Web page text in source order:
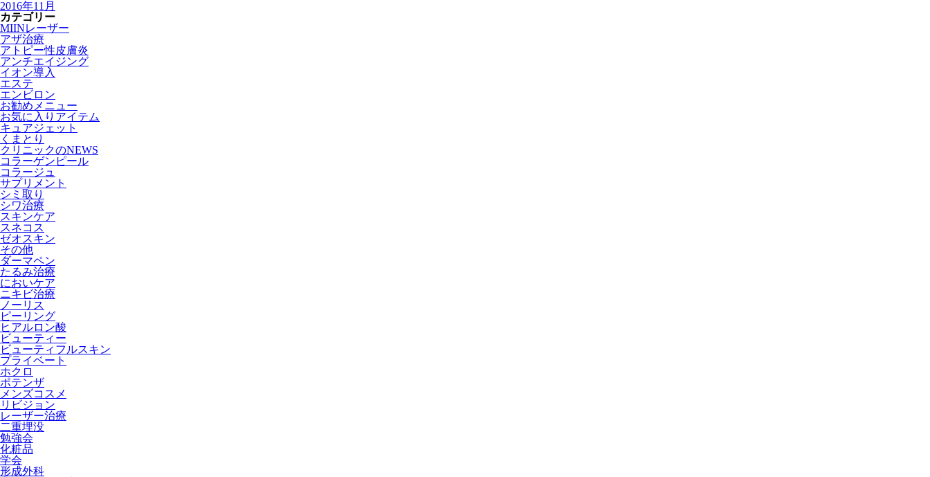
2016年11月
カテゴリー
MIINレーザー
アザ治療
アトピー性皮膚炎
アンチエイジング
イオン導入
エステ
エンビロン
お勧めメニュー
お気に入りアイテム
キュアジェット
くまとり
クリニックのNEWS
コラーゲンピール
コラージュ
サプリメント
シミ取り
シワ治療
スキンケア
スネコス
ゼオスキン
その他
ダーマペン
たるみ治療
においケア
ニキビ治療
ノーリス
ピーリング
ヒアルロン酸
ビューティー
ビューティフルスキン
プライベート
ホクロ
ポテンザ
メンズコスメ
リビジョン
レーザー治療
二重埋没
勉強会
化粧品
学会
形成外科